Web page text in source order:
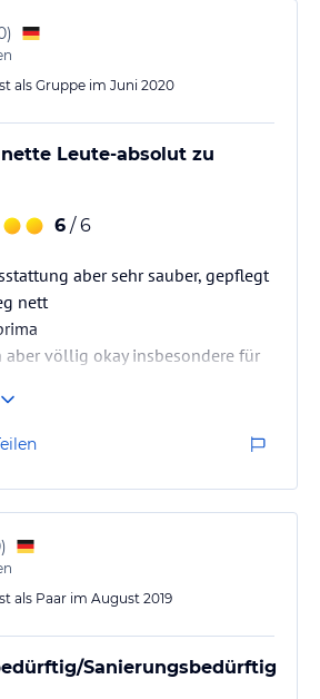
über die Homepage gebucht
den Zusatzdienstleistungen einen
)
als Gruppe im Juni 2020
Leute-absolut zu
6 / 6
aber sehr sauber, gepflegt
nett
aber völlig okay insbesondere für
)
als Paar im August 2019
Sanierungsbedürftig